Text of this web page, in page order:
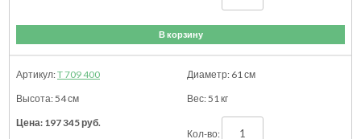
В корзину
T 709 400 61см
54см 51кг
197 345руб.